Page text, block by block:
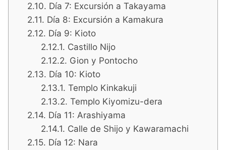
Día 7: Excursión a Takayama
Día 8: Excursión a Kamakura
Día 9: Kioto
Castillo Nijo
Gion y Pontocho
Día 10: Kioto
Templo Kinkakuji
Templo Kiyomizu-dera
Día 11: Arashiyama
Calle de Shijo y Kawaramachi
Día 12: Nara